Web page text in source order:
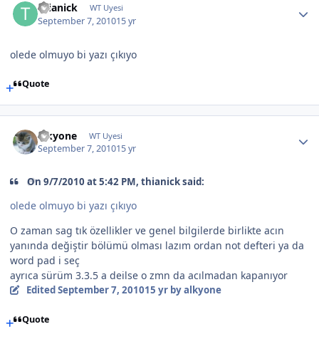
thianick WT Uyesi
September 7, 201015 yr
olede olmuyo bi yazı çıkıyo
Quote
alkyone WT Uyesi
September 7, 201015 yr
On 9/7/2010 at 5:42 PM, thianick said:
olede olmuyo bi yazı çıkıyo
O zaman sag tık özellikler ve genel bilgilerde birlikte acın
yanında değiştir bölümü olması lazım ordan not defteri ya da
word pad i seç
ayrıca sürüm 3.3.5 a deilse o zmn da acılmadan kapanıyor
EditedSeptember 7, 201015 yrby alkyone
Quote